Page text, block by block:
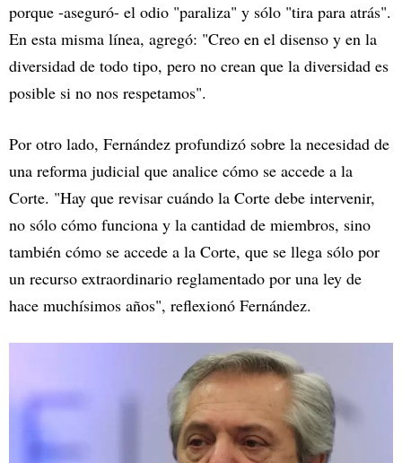
porque -aseguró- el odio "paraliza" y sólo "tira para atrás".
En esta misma línea, agregó: "Creo en el disenso y en la
diversidad de todo tipo, pero no crean que la diversidad es
posible si no nos respetamos".
Por otro lado, Fernández profundizó sobre la necesidad de
una reforma judicial que analice cómo se accede a la
Corte. "Hay que revisar cuándo la Corte debe intervenir,
no sólo cómo funciona y la cantidad de miembros, sino
también cómo se accede a la Corte, que se llega sólo por
un recurso extraordinario reglamentado por una ley de
hace muchísimos años", reflexionó Fernández.